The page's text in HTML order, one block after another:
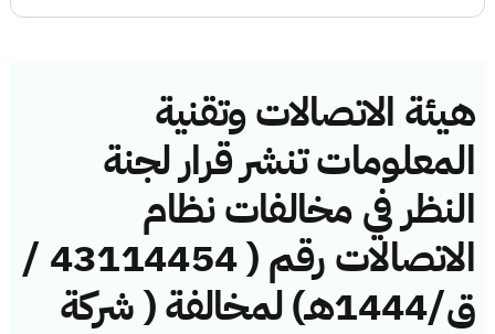
هيئة الاتصالات وتقنية
المعلومات تنشر قرار لجنة
النظر في مخالفات نظام
الاتصالات رقم ( 43114454 /
ق/1444هـ) لمخالفة ( شركة